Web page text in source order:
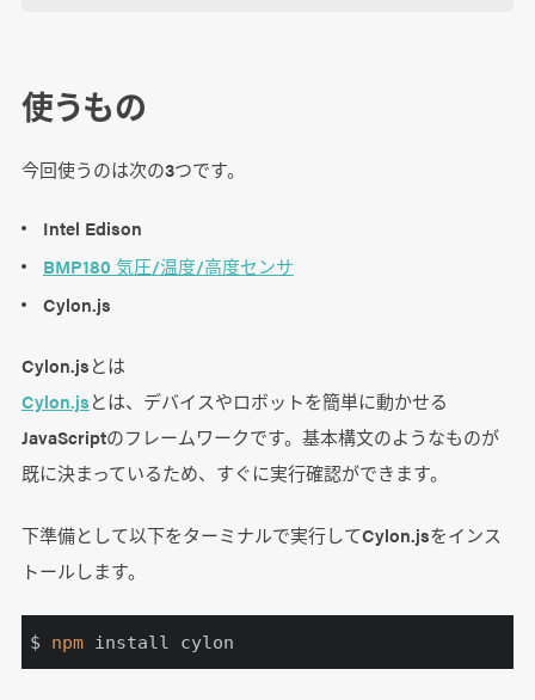
使うもの
今回使うのは次の3つです。
Intel Edison
BMP180 気圧/温度/高度センサ
Cylon.js
Cylon.jsとは
Cylon.jsとは、デバイスやロボットを簡単に動かせる
JavaScriptのフレームワークです。基本構文のようなものが
既に決まっているため、すぐに実行確認ができます。
下準備として以下をターミナルで実行してCylon.jsをインス
トールします。
$ npm install cylon